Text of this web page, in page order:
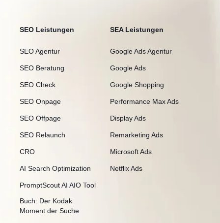
SEO Leistungen
SEO Agentur
SEO Beratung
SEO Check
SEO Onpage
SEO Offpage
SEO Relaunch
CRO
AI Search Optimization
PromptScout AI AIO Tool
Buch: Der Kodak
Moment der Suche
SEA Leistungen
Google Ads Agentur
Google Ads
Google Shopping
Performance Max Ads
Display Ads
Remarketing Ads
Microsoft Ads
Netflix Ads